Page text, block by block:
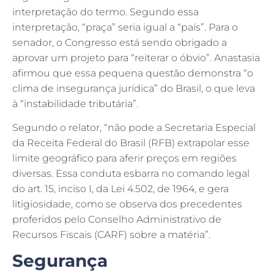
interpretação do termo. Segundo essa
interpretação, “praça” seria igual a “país”. Para o
senador, o Congresso está sendo obrigado a
aprovar um projeto para “reiterar o óbvio”. Anastasia
afirmou que essa pequena questão demonstra “o
clima de insegurança jurídica” do Brasil, o que leva
à “instabilidade tributária”.
Segundo o relator, “não pode a Secretaria Especial
da Receita Federal do Brasil (RFB) extrapolar esse
limite geográfico para aferir preços em regiões
diversas. Essa conduta esbarra no comando legal
do art. 15, inciso I, da Lei 4.502, de 1964, e gera
litigiosidade, como se observa dos precedentes
proferidos pelo Conselho Administrativo de
Recursos Fiscais (CARF) sobre a matéria”.
Segurança